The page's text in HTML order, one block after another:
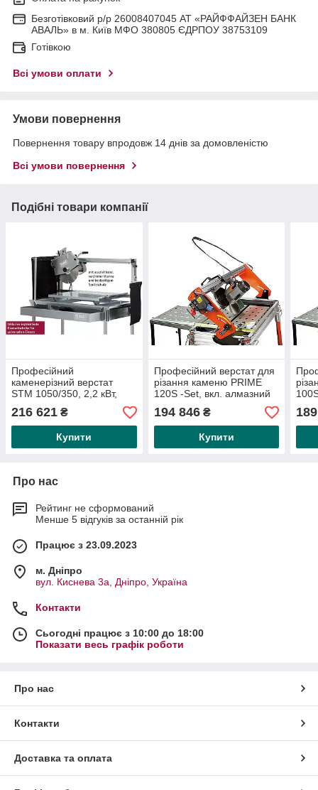
Безготівковий р/р 26008407045 АТ «РАЙФФАЙЗЕН БАНК
АВАЛЬ» в м. Київ МФО 380805 ЄДРПОУ 38753109
Готівкою
Всі умови оплати
Умови повернення
Повернення товару впродовж 14 днів за домовленістю
Всі умови повернення
Подібні товари компанії
Професійний
каменерізний верстат
STM 1050/350, 2,2 кВт,
230 В
216 621 ₴
Купити
Професійний верстат для
різання каменю PRIME
120S -Set, вкл. алмазний
диск Ø350, дисплей для
лазером, 2,2 кВт
194 846₴
Купити
Про нас
Рейтинг не сформований
Менше 5 відгуків за останній рік
Працює з 23.09.2023
м. Дніпро
вул. Киснева 3а, Дніпро, Україна
Контакти
Сьогодні працює з 10:00 до 18:00
Показати весь графік роботи
Про нас
Контакти
Доставка та оплата